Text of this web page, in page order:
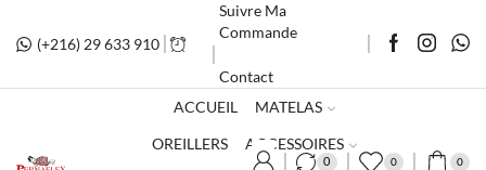
(+216) 29 633 910 Lun - Sam 9h00 - 19h00
Suivre Ma
Commande
Contact
ACCUEIL
MATELAS
OREILLERS
ACCESSOIRES
0 0 0